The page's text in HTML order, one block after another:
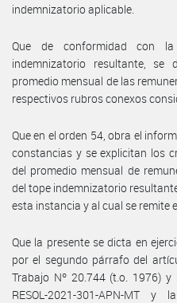
indemnizatorio aplicable.
Que de conformidad con
indemnizatorio resultante, se
promedio mensual de las
respectivos rubros conexos
Que en el orden 54, obra el
constancias y se explicitan los
del promedio mensual de
del tope indemnizatorio
esta instancia y al cual se remite
Que la presente se dicta en
por el segundo párrafo del
Trabajo Nº 20.744 (t.o. 1976)
RESOL-2021-301-APN-MT y